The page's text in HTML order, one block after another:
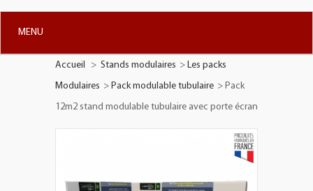
MENU
STANDS MODULAIRES
Accueil > Stands modulaires > Les packs
Modulaires > Pack modulable tubulaire > Pack
12m2 stand modulable tubulaire avec porte écran